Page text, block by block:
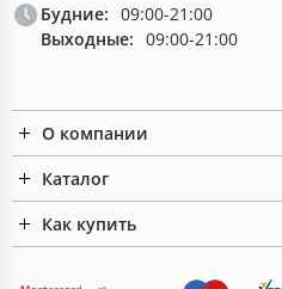
Будние: 09:00-21:00
Выходные: 09:00-21:00
О компании
Каталог
Как купить